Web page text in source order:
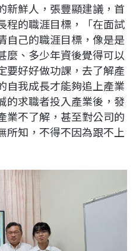
新鮮人，張豐顯建議，首
程的職涯目標，「在面試
自己的職涯目標，像是是
麼、多少年資後覺得可以
要好好做功課，去了解產
自我成長才能夠追上產業
的求職者投入產業後，發
業不了解，甚至對公司的
所知，不得不因為跟不上